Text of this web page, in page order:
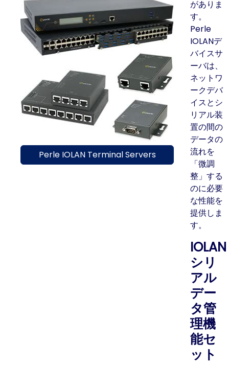
がありま
す。
Perle
IOLANデ
バイスサ
ーバは、
ネットワ
ークデバ
イスとシ
リアル装
置の間の
データの
流れを
「微調
整」する
のに必要
な性能を
提供しま
す。
IOLAN
シリ
アル
デー
タ管
理機
能セ
ット
Perle IOLAN Terminal Servers